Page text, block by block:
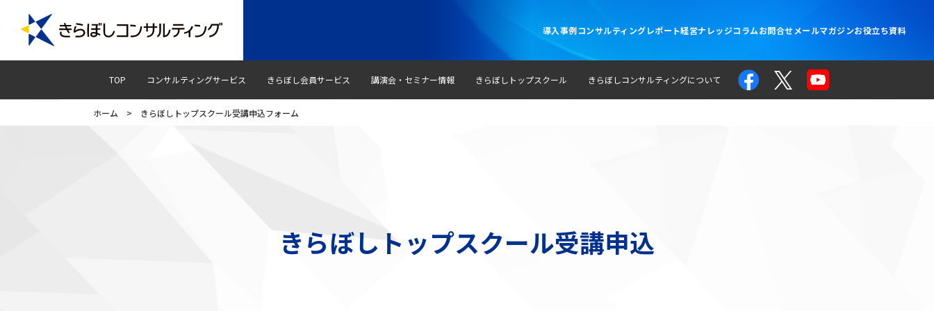
導入事例コンサルティングレポート経営ナレッジコラムお問合せメールマガジンお役立ち資料
TOP コンサルティングサービス きらぼし会員サービス 講演会・セミナー情報 きらぼしトップスクール きらぼしコンサルティングについて
ホーム > きらぼしトップスクール受講申込フォーム
きらぼしトップスクール受講申込